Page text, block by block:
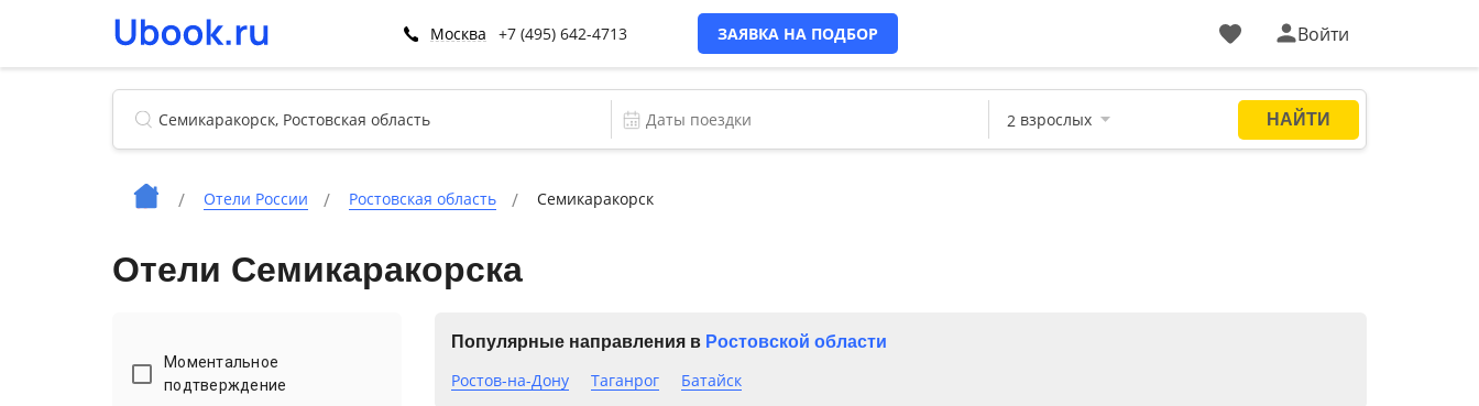
Москва +7 (495) 642-4713 ЗАЯВКА НА ПОДБОР Войти
Отели России Ростовская область Семикаракорск
Отели Семикаракорска
Моментальное
подтверждение
Популярные направления в Ростовской области
Ростов-на-Дону Таганрог Батайск